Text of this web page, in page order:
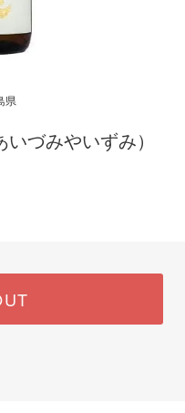
県
づみやいずみ）